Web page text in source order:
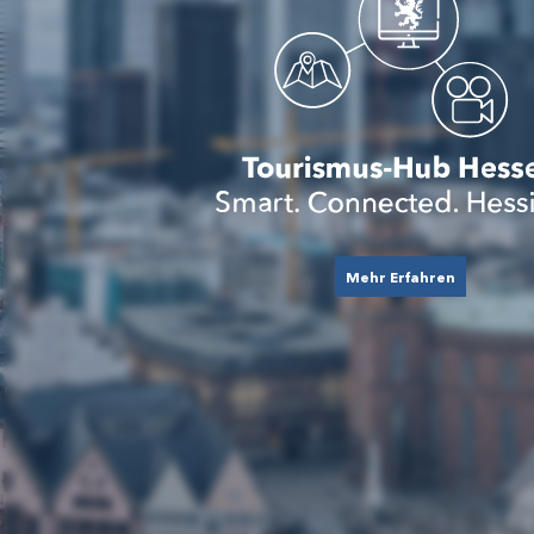
Mehr Erfahren